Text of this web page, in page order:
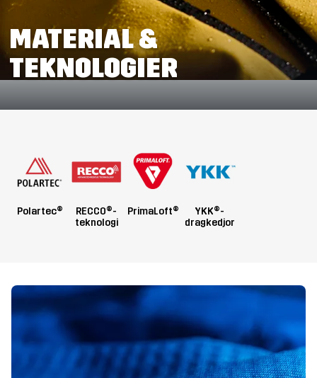
MATERIAL &
TEKNOLOGIER
Polartec®
RECCO®-
teknologi
PrimaLoft®
YKK®-
dragkedjor